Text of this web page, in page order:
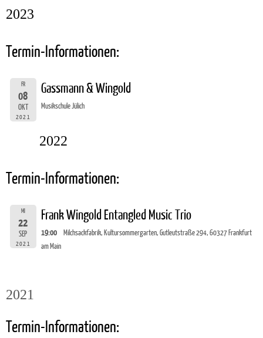
2023
Termin-Informationen:
FR
08
OKT
2021
Gassmann & Wingold
Musikschule Jülich
2022
Termin-Informationen:
MI
22
SEP
2021
Frank Wingold Entangled Music Trio
19:00
Milchsackfabrik, Kultursommergarten, Gutleutstraße 294, 60327 Frankfurt
am Main
2021
Termin-Informationen: